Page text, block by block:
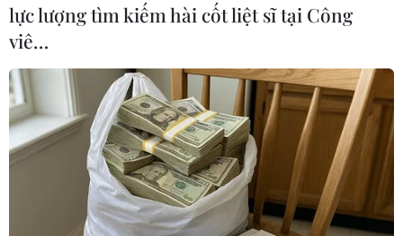
lực lượng tìm kiếm hài cốt liệt sĩ tại Công
viê…